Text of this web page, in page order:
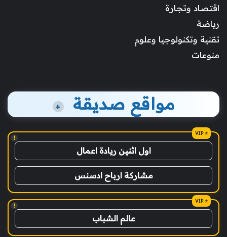
اقتصاد وتجارة
رياضة
تقنية وتكنولوجيا وعلوم
منوعات
مواقع صديقة +
!
اول اثنين ريادة اعمال
مشاركة ارباح ادسنس
!
عالم الشباب